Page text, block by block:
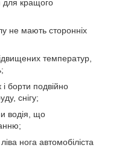
кращого
не мають сторонніх
температур,
борти подвійно
снігу;
водія, що
нога автомобіліста